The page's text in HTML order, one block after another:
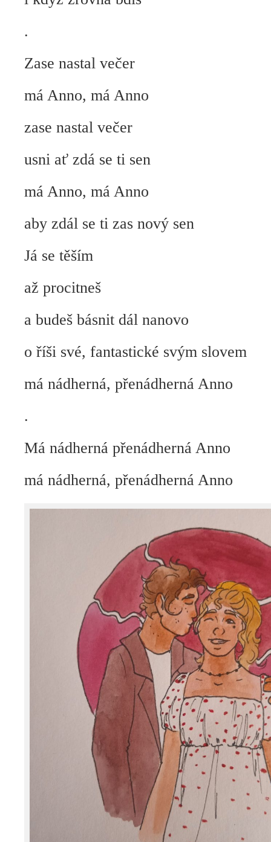
.
Zase nastal večer
má Anno, má Anno
zase nastal večer
usni ať zdá se ti sen
má Anno, má Anno
aby zdál se ti zas nový sen
Já se těším
až procitneš
a budeš básnit dál nanovo
o říši své, fantastické svým slovem
má nádherná, přenádherná Anno
.
Má nádherná přenádherná Anno
má nádherná, přenádherná Anno